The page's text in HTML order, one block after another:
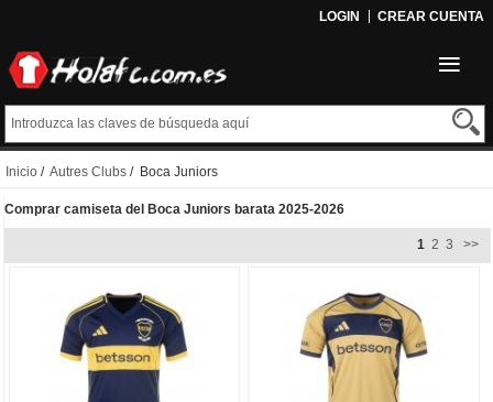
LOGIN CREAR CUENTA
Inicio / Autres Clubs / Boca Juniors
Comprar camiseta del Boca Juniors barata 2025-2026
1 2 3 >>